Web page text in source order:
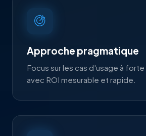
Approche pragmatique
Focus sur les cas d'usage à
avec ROI mesurable et rapide.